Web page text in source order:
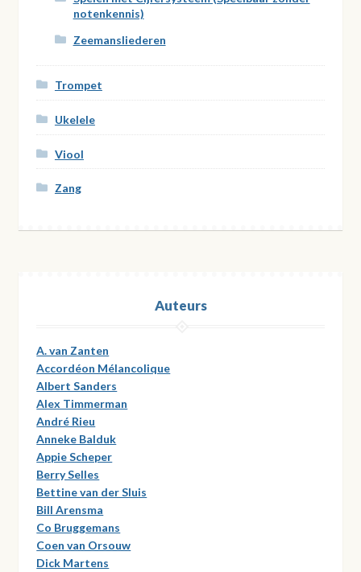
notenkennis)
Zeemansliederen
Trompet
Ukelele
Viool
Zang
Auteurs
A. van Zanten
Accordéon Mélancolique
Albert Sanders
Alex Timmerman
André Rieu
Anneke Balduk
Appie Scheper
Berry Selles
Bettine van der Sluis
Bill Arensma
Co Bruggemans
Coen van Orsouw
Dick Martens